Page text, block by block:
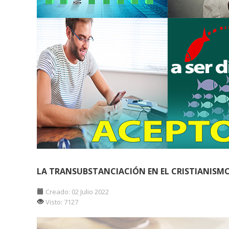
LA TRANSUBSTANCIACIÓN EN EL
Creado: 02 Julio 2022
Visto: 7127